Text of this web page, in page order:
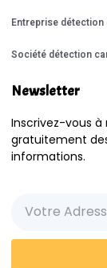
Entreprise
Société détection
Newsletter
Inscrivez-vous
gratuitement
informations.